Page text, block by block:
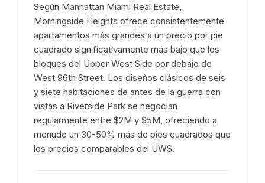
Según Manhattan Miami Real Estate,
Morningside Heights ofrece consistentemente
apartamentos más grandes a un precio por pie
cuadrado significativamente más bajo que los
bloques del Upper West Side por debajo de
West 96th Street. Los diseños clásicos de seis
y siete habitaciones de antes de la guerra con
vistas a Riverside Park se negocian
regularmente entre $2M y $5M, ofreciendo a
menudo un 30-50% más de pies cuadrados que
los precios comparables del UWS.